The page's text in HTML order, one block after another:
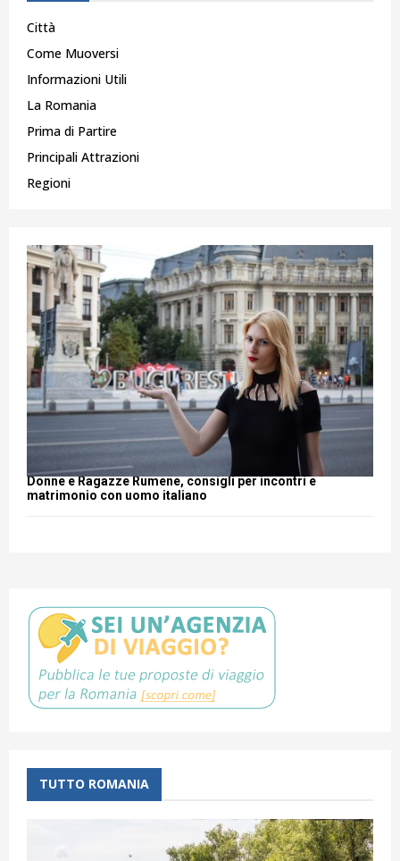
Città
Come Muoversi
Informazioni Utili
La Romania
Prima di Partire
Principali Attrazioni
Regioni
Donne e Ragazze Rumene, consigli per incontri e
matrimonio con uomo italiano
TUTTO ROMANIA